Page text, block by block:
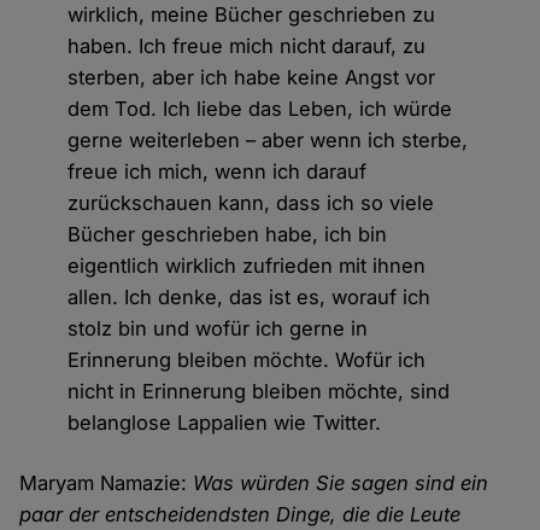
wirklich, meine Bücher geschrieben zu
haben. Ich freue mich nicht darauf, zu
sterben, aber ich habe keine Angst vor
dem Tod. Ich liebe das Leben, ich würde
gerne weiterleben – aber wenn ich sterbe,
freue ich mich, wenn ich darauf
zurückschauen kann, dass ich so viele
Bücher geschrieben habe, ich bin
eigentlich wirklich zufrieden mit ihnen
allen. Ich denke, das ist es, worauf ich
stolz bin und wofür ich gerne in
Erinnerung bleiben möchte. Wofür ich
nicht in Erinnerung bleiben möchte, sind
belanglose Lappalien wie Twitter.
Maryam Namazie: Was würden Sie sagen sind ein
paar der entscheidendsten Dinge, die die Leute